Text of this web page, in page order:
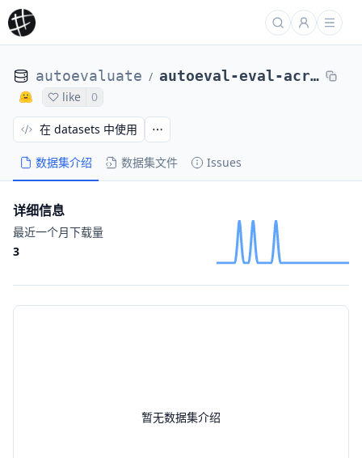
autoevaluate / autoeval-eval-acronym_identification-default-74f7e0-2748281535
like 0
数据集介绍 数据集文件 Issues
在 datasets 中使用
暂无数据集介绍
详细信息
最近一个月下载量
3